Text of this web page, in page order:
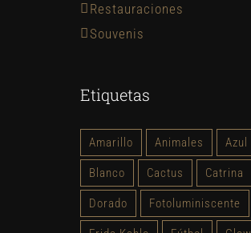
Restauraciones
Souvenis
Etiquetas
Amarillo Animales Azul
Blanco Cactus Catrina
Dorado Fotoluminiscente